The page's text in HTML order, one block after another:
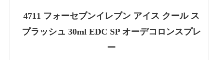
4711 フォーセブンイレブン アイス クール ス
プラッシュ 30ml EDC SP オーデコロンスプレ
ー